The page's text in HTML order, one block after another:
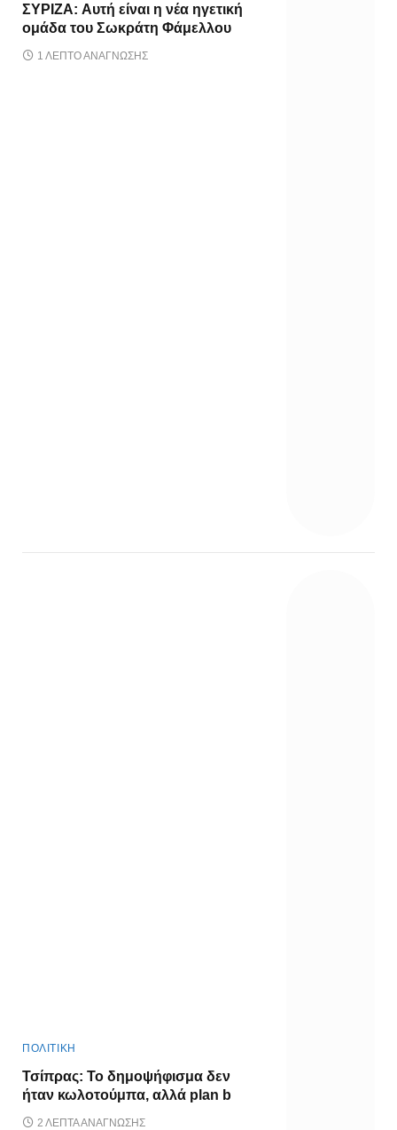
ΣΥΡΙΖΑ: Αυτή είναι η νέα ηγετική
ομάδα του Σωκράτη Φάμελλου
1 ΛΕΠΤΌ ΑΝΆΓΝΩΣΗΣ
ΠΟΛΙΤΙΚΗ
Τσίπρας: Το δημοψήφισμα δεν
ήταν κωλοτούμπα, αλλά plan b
2 ΛΕΠΤΆ ΑΝΆΓΝΩΣΗΣ